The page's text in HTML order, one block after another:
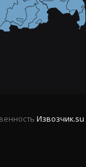
Извозчик.su